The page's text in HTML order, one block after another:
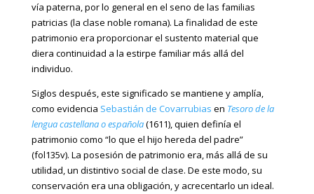
vía paterna, por lo general en el seno de las familias
patricias (la clase noble romana). La finalidad de este
patrimonio era proporcionar el sustento material que
diera continuidad a la estirpe familiar más allá del
individuo.
Siglos después, este significado se mantiene y amplía,
como evidencia Sebastián de Covarrubias en Tesoro de la
lengua castellana o española(1611), quien definía el
patrimonio como “lo que el hijo hereda del padre”
(fol135v). La posesión de patrimonio era, más allá de su
utilidad, un distintivo social de clase. De este modo, su
conservación era una obligación, y acrecentarlo un ideal.